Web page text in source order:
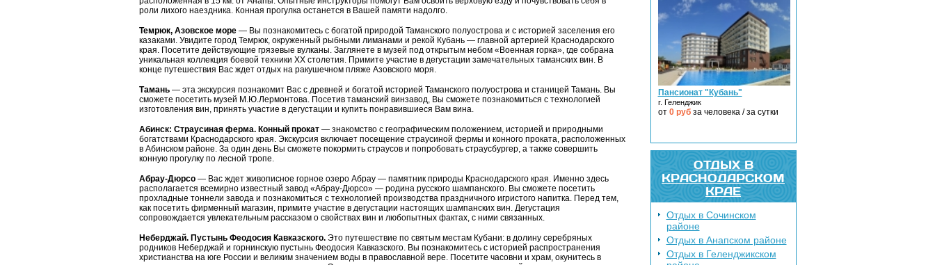
Пансионат "Кубань"
г. Геленджик
от 0рубза человека / за сутки
ОТДЫХ В
КРАСНОДАРСКОМ
КРАЕ
Отдых в Сочинском
районе
Отдых в Анапском районе
Отдых в Геленджикском
роли лихого наездника. Конная прогулка останется в Вашей памяти надолго.
Темрюк, Азовское море— Вы познакомитесь с богатой природой Таманского полуострова и с историей заселения его
казаками. Увидите город Темрюк, окруженный рыбными лиманами и рекой Кубань — главной артерией Краснодарского
края. Посетите действующие грязевые вулканы. Заглянете в музей под открытым небом «Военная горка», где собрана
уникальная коллекция боевой техники XX столетия. Примите участие в дегустации замечательных таманских вин. В
конце путешествия Вас ждет отдых на ракушечном пляже Азовского моря.
Тамань— эта экскурсия познакомит Вас с древней и богатой историей Таманского полуострова и станицей Тамань. Вы
сможете посетить музей М.Ю.Лермонтова. Посетив таманский винзавод, Вы сможете познакомиться с технологией
изготовления вин, принять участие в дегустации и купить понравившиеся Вам вина.
Абинск: Страусиная ферма. Конный прокат— знакомство с географическим положением, историей и природными
богатствами Краснодарского края. Экскурсия включает посещение страусиной фермы и конного проката, расположенных
в Абинском районе. За один день Вы сможете покормить страусов и попробовать страусбургер, а также совершить
конную прогулку по лесной тропе.
Абрау-Дюрсо— Вас ждет живописное горное озеро Абрау — памятник природы Краснодарского края. Именно здесь
располагается всемирно известный завод «Абрау-Дюрсо» — родина русского шампанского. Вы сможете посетить
прохладные тоннели завода и познакомиться с технологией производства праздничного игристого напитка. Перед тем,
как посетить фирменный магазин, примите участие в дегустации настоящих шампанских вин. Дегустация
сопровождается увлекательным рассказом о свойствах вин и любопытных фактах, с ними связанных.
Неберджай. Пустынь Феодосия Кавказского.Это путешествие по святым местам Кубани: в долину серебряных
родников Неберджай и горнинскую пустынь Феодосия Кавказского. Вы познакомитесь с историей распространения
христианства на юге России и великим значением воды в православной вере. Посетите часовни и храм, окунитесь в